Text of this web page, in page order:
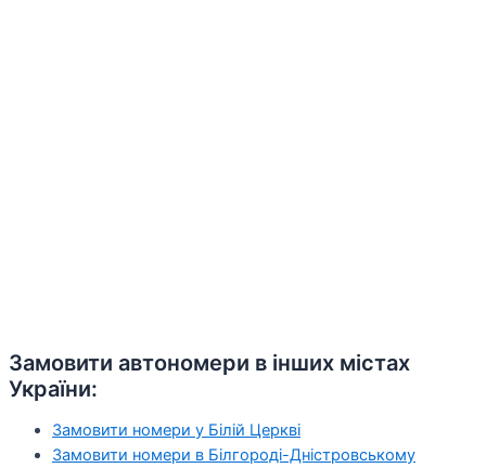
Замовити автономери в інших містах
України:
Замовити номери у Білій Церкві
Замовити номери в Білгороді-Дністровському